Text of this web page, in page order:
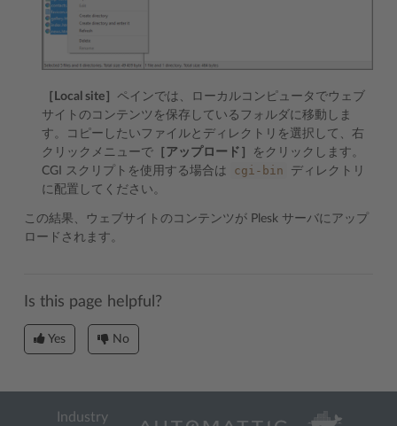
［Local site］ ペインでは、ローカルコンピュータでウェブ
サイトのコンテンツを保存しているフォルダに移動しま
す。コピーしたいファイルとディレクトリを選択して、右
クリックメニューで ［アップロード］
をクリックします。
CGI スクリプトを使用する場合は
cgi-bin
ディレクトリ
に配置してください。
この結果、ウェブサイトのコンテンツが Plesk サーバにアップ
ロードされます。
Is this page helpful?
Yes No
Industry